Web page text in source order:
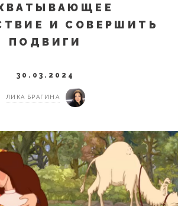
И СОВЕРШИТЬ
ПОДВИГИ
30.03.2024
ЛИКА БРАГИНА